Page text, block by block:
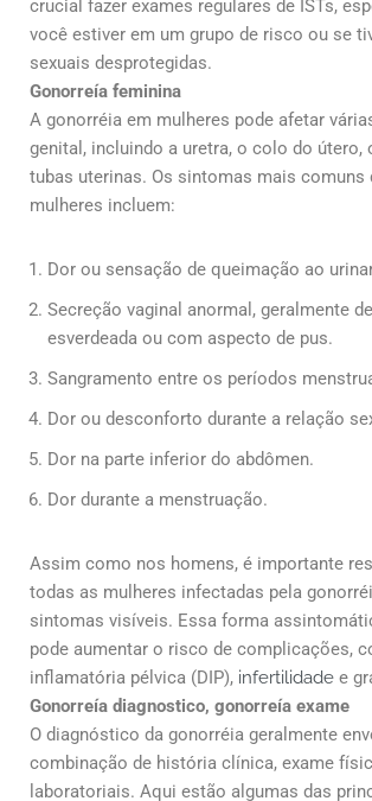
crucial fazer exames regulares de ISTs,
você estiver em um grupo de risco ou se
sexuais desprotegidas.
Gonorreía feminina
A gonorréia em mulheres pode afetar
genital, incluindo a uretra, o colo do útero,
tubas uterinas. Os sintomas mais comuns
mulheres incluem:
Dor ou sensação de queimação ao
Secreção vaginal anormal, geralmente
esverdeada ou com aspecto de pus.
Sangramento entre os períodos
Dor ou desconforto durante a relação
Dor na parte inferior do abdômen.
Dor durante a menstruação.
Assim como nos homens, é importante
todas as mulheres infectadas pela
sintomas visíveis. Essa forma
pode aumentar o risco de complicações,
inflamatória pélvica (DIP), infertilidade e
Gonorreía diagnostico, gonorreía exame
O diagnóstico da gonorréia geralmente
combinação de história clínica, exame
laboratoriais. Aqui estão algumas das